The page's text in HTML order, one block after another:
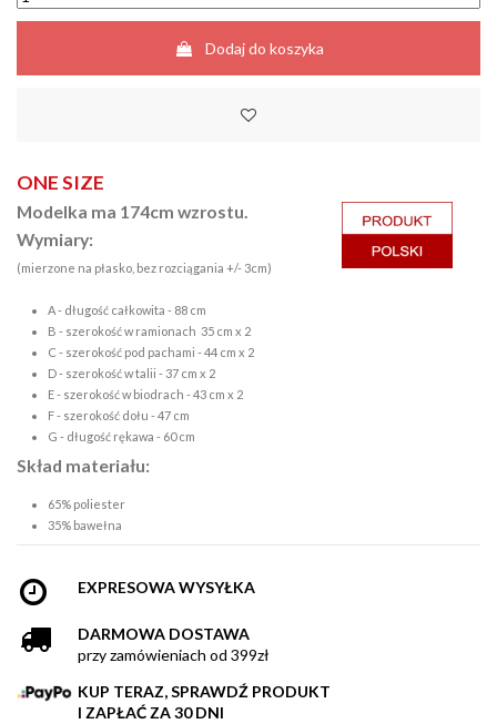
Dodaj do koszyka
ONE SIZE
Modelka ma 174cm wzrostu.
Wymiary:
(mierzone na płasko, bez rozciągania +/- 3cm)
A - długość całkowita - 88 cm
B - szerokość w ramionach 35 cm x 2
C - szerokość pod pachami - 44 cm x 2
D - szerokość w talii - 37 cm x 2
E - szerokość w biodrach - 43 cm x 2
F - szerokość dołu - 47 cm
G - długość rękawa - 60 cm
Skład materiału:
65% poliester
35% bawełna
EXPRESOWA WYSYŁKA
DARMOWA DOSTAWA
przy zamówieniach od 399zł
KUP TERAZ, SPRAWDŹ PRODUKT
I ZAPŁAĆ ZA 30 DNI